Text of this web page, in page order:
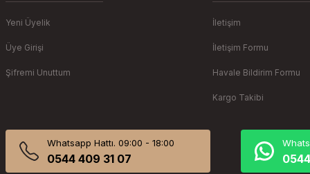
Yeni Üyelik
Üye Girişi
Şifremi Unuttum
İletişim
İletişim Formu
Havale Bildirim Formu
Kargo Takibi
Whatsapp Hattı. 09:00 - 18:00
0544 409 31 07